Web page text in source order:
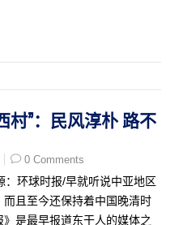
村”：民风淳朴 路不
0 Comments
环球时报/早就听说中亚地区
且至今还保持着中国晚清时
是最早报道东干人的媒体之